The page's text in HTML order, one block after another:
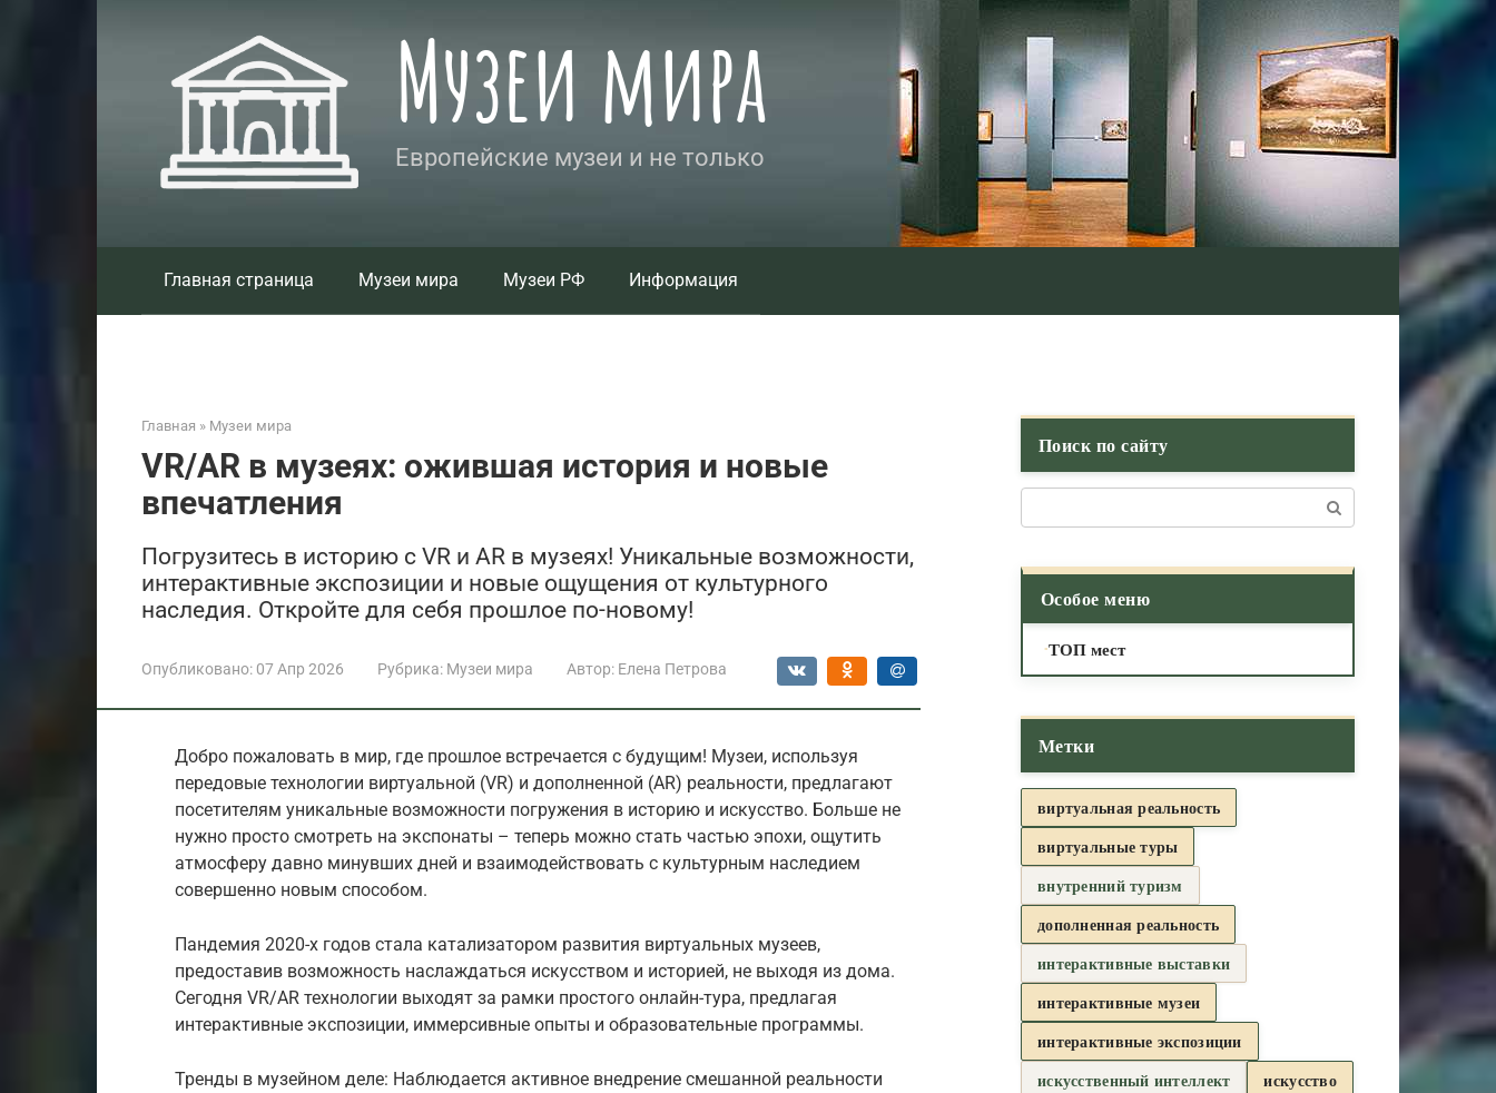
Музеи мира
Европейские музеи и не только
Главная страница Музеи мира Музеи РФ Информация
Главная » Музеи мира
VR/AR в музеях: ожившая история и новые
впечатления
Погрузитесь в историю с VR и AR в музеях! Уникальные возможности,
интерактивные экспозиции и новые ощущения от культурного
наследия. Откройте для себя прошлое по-новому!
Опубликовано: 07 Апр 2026 Рубрика: Музеи мира Автор: Елена Петрова
Добро пожаловать в мир, где прошлое встречается с будущим! Музеи, используя
передовые технологии виртуальной (VR) и дополненной (AR) реальности, предлагают
посетителям уникальные возможности погружения в историю и искусство. Больше не
нужно просто смотреть на экспонаты – теперь можно стать частью эпохи, ощутить
атмосферу давно минувших дней и взаимодействовать с культурным наследием
совершенно новым способом.
Пандемия 2020-х годов стала катализатором развития виртуальных музеев,
предоставив возможность наслаждаться искусством и историей, не выходя из дома.
Сегодня VR/AR технологии выходят за рамки простого онлайн-тура, предлагая
интерактивные экспозиции, иммерсивные опыты и образовательные программы.
Тренды в музейном деле: Наблюдается активное внедрение смешанной реальности
Поиск по сайту
Особое меню
ТОП мест
Метки
виртуальная реальность
виртуальные туры
внутренний туризм
дополненная реальность
интерактивные выставки
интерактивные музеи
интерактивные экспозиции
искусственный интеллект
искусство